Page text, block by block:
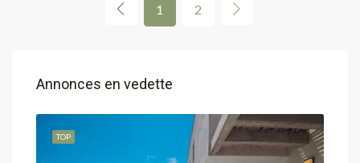
1 2
Annonces en vedette
TOP